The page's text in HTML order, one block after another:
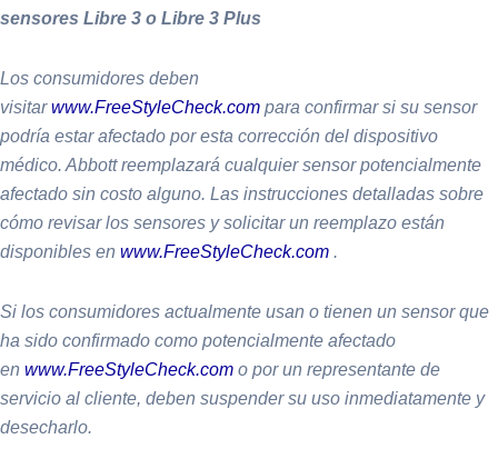
sensores Libre 3 o Libre 3 Plus
Los consumidores deben
visitarwww.FreeStyleCheck.com para confirmar si su sensor
podría estar afectado por esta corrección del dispositivo
médico. Abbott reemplazará cualquier sensor potencialmente
afectado sin costo alguno. Las instrucciones detalladas sobre
cómo revisar los sensores y solicitar un reemplazo están
disponibles en www.FreeStyleCheck.com .
Si los consumidores actualmente usan o tienen un sensor que
ha sido confirmado como potencialmente afectado
en www.FreeStyleCheck.com o por un representante de
servicio al cliente, deben suspender su uso inmediatamente y
desecharlo.